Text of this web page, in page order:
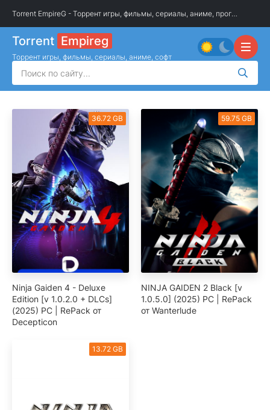
Torrent Empireg
Торрент игры, фильмы, сериалы, аниме, софт
36.72 GB
Ninja Gaiden 4 - Deluxe
Edition [v 1.0.2.0 + DLCs]
(2025) PC | RePack от
Decepticon
59.75 GB
NINJA GAIDEN 2 Black [v
1.0.5.0] (2025) PC | RePack
от Wanterlude
13.72 GB